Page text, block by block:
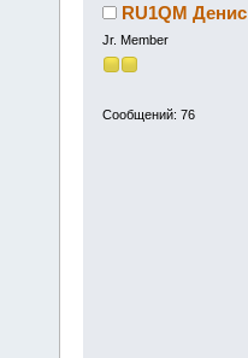
RU1QM Денис
Jr. Member
Сообщений: 76